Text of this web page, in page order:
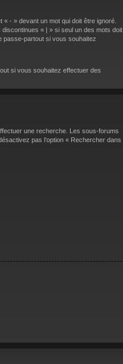
- » devant un mot qui doit être ignoré.
« | » si seul un des mots doit
passe-partout si vous souhaitez
si vous souhaitez effectuer des
une recherche. Les sous-forums
pas l’option « Rechercher dans